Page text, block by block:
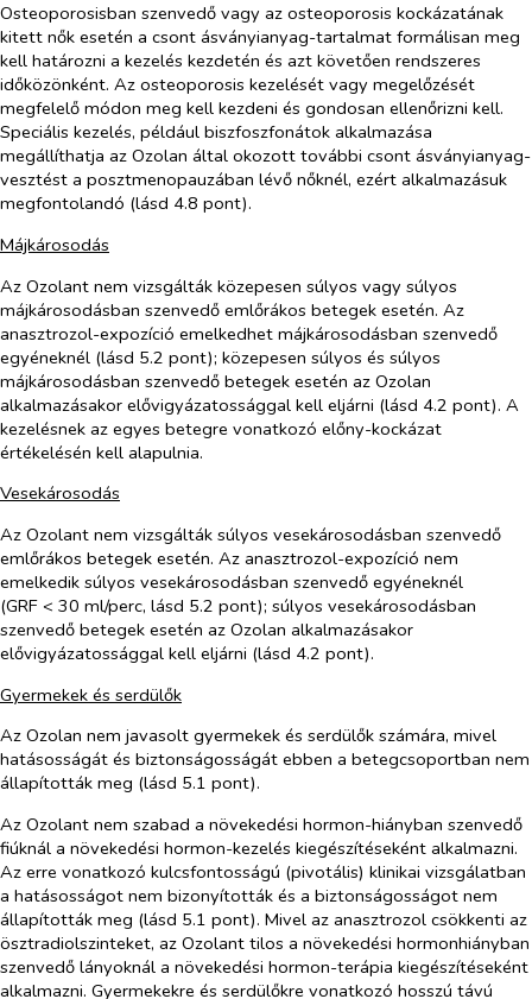
Osteoporosisban szenvedő vagy az osteoporosis kockázatának
kitett nők esetén a csont ásványianyag-tartalmat formálisan meg
kell határozni a kezelés kezdetén és azt követően rendszeres
időközönként. Az osteoporosis kezelését vagy megelőzését
megfelelő módon meg kell kezdeni és gondosan ellenőrizni kell.
Speciális kezelés, például biszfoszfonátok alkalmazása
megállíthatja az Ozolan által okozott további csont ásványianyag-
vesztést a posztmenopauzában lévő nőknél, ezért alkalmazásuk
megfontolandó (lásd 4.8 pont).
Májkárosodás
Az Ozolant nem vizsgálták közepesen súlyos vagy súlyos
májkárosodásban szenvedő emlőrákos betegek esetén. Az
anasztrozol-expozíció emelkedhet májkárosodásban szenvedő
egyéneknél (lásd 5.2 pont); közepesen súlyos és súlyos
májkárosodásban szenvedő betegek esetén az Ozolan
alkalmazásakor elővigyázatossággal kell eljárni (lásd 4.2 pont). A
kezelésnek az egyes betegre vonatkozó előny-kockázat
értékelésén kell alapulnia.
Vesekárosodás
Az Ozolant nem vizsgálták súlyos vesekárosodásban szenvedő
emlőrákos betegek esetén. Az anasztrozol-expozíció nem
emelkedik súlyos vesekárosodásban szenvedő egyéneknél
(GRF < 30 ml/perc, lásd 5.2 pont); súlyos vesekárosodásban
szenvedő betegek esetén az Ozolan alkalmazásakor
elővigyázatossággal kell eljárni (lásd 4.2 pont).
Gyermekek és serdülők
Az Ozolan nem javasolt gyermekek és serdülők számára, mivel
hatásosságát és biztonságosságát ebben a betegcsoportban nem
állapították meg (lásd 5.1 pont).
Az Ozolant nem szabad a növekedési hormon-hiányban szenvedő
fiúknál a növekedési hormon-kezelés kiegészítéseként alkalmazni.
Az erre vonatkozó kulcsfontosságú (pivotális) klinikai vizsgálatban
a hatásosságot nem bizonyították és a biztonságosságot nem
állapították meg (lásd 5.1 pont). Mivel az anasztrozol csökkenti az
ösztradiolszinteket, az Ozolant tilos a növekedési hormonhiányban
szenvedő lányoknál a növekedési hormon-terápia kiegészítéseként
alkalmazni. Gyermekekre és serdülőkre vonatkozó hosszú távú